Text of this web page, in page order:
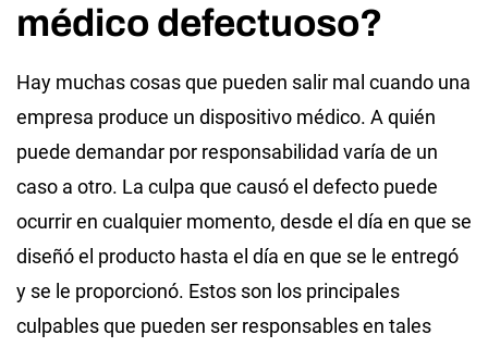
médico defectuoso?
Hay muchas cosas que pueden salir mal cuando una
empresa produce un dispositivo médico. A quién
puede demandar por responsabilidad varía de un
caso a otro. La culpa que causó el defecto puede
ocurrir en cualquier momento, desde el día en que se
diseñó el producto hasta el día en que se le entregó
y se le proporcionó. Estos son los principales
culpables que pueden ser responsables en tales